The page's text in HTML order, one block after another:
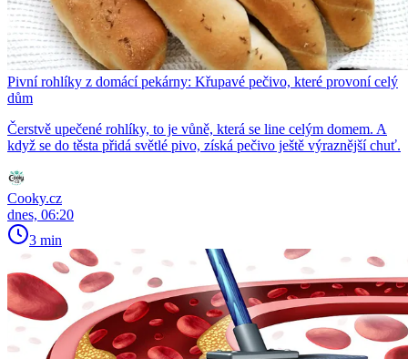
Pivní rohlíky z domácí pekárny: Křupavé pečivo, které provoní celý
dům
Čerstvě upečené rohlíky, to je vůně, která se line celým domem. A
když se do těsta přidá světlé pivo, získá pečivo ještě výraznější chuť.
Cooky.cz
dnes, 06:20
3 min